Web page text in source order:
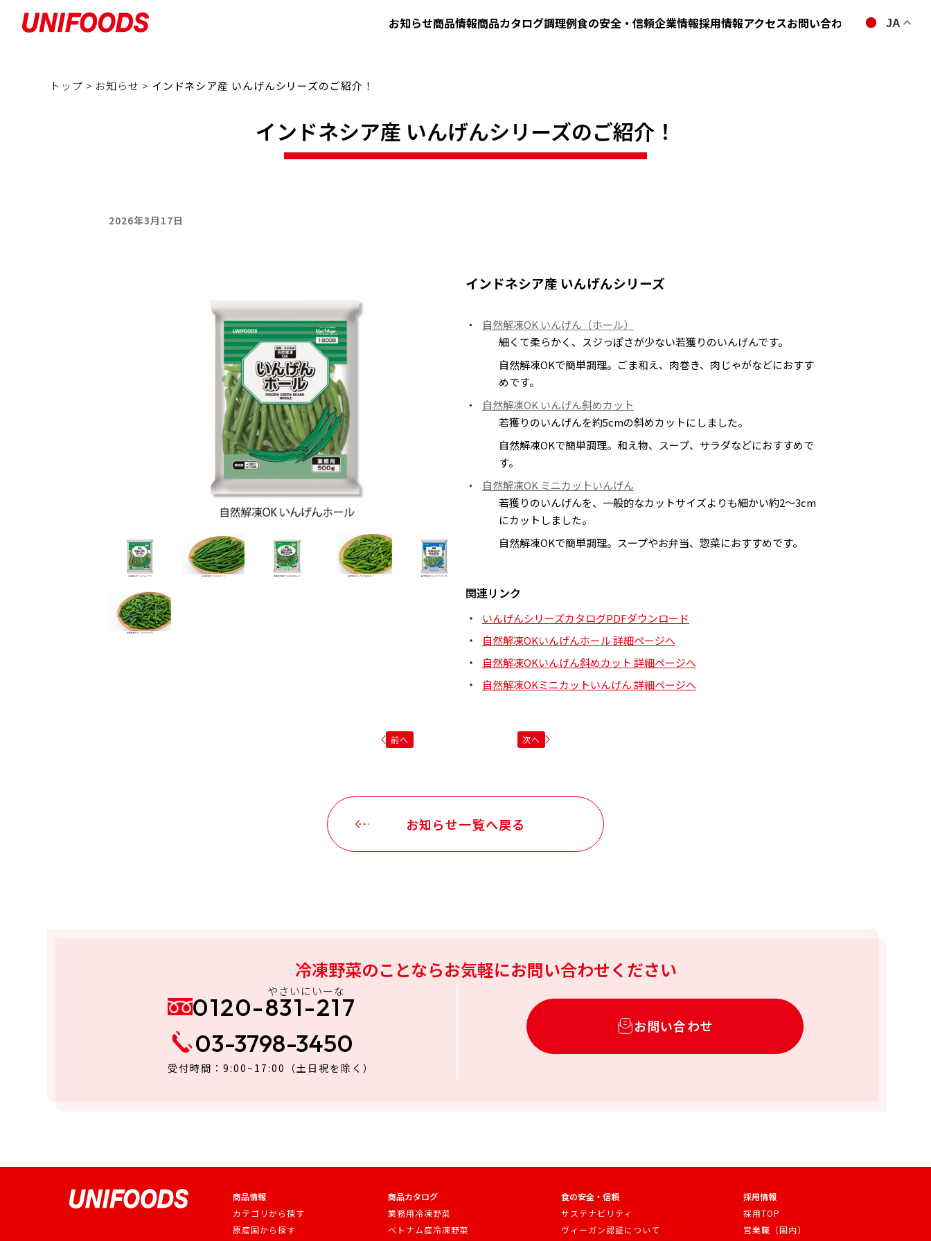
お知らせ商品情報商品カタログ調理例食の安全・信頼企業情報採用情報アクセスお問い合わせ
トップ > お知らせ > インドネシア産 いんげんシリーズのご紹介！
インドネシア産 いんげんシリーズのご紹介！
2026年3月17日
インドネシア産 いんげんシリーズ
自然解凍OK いんげん（ホール）
細くて柔らかく、スジっぽさが少ない若獲りのいんげんです。
自然解凍OKで簡単調理。ごま和え、肉巻き、肉じゃがなどにおすす
めです。
自然解凍OK いんげん斜めカット
若獲りのいんげんを約5cmの斜めカットにしました。
自然解凍OKで簡単調理。和え物、スープ、サラダなどにおすすめで
す。
自然解凍OK ミニカットいんげん
若獲りのいんげんを、一般的なカットサイズよりも細かい約2～3cm
にカットしました。
自然解凍OKで簡単調理。スープやお弁当、惣菜におすすめです。
関連リンク
いんげんシリーズカタログPDFダウンロード
自然解凍OKいんげんホール 詳細ページへ
自然解凍OKいんげん斜めカット 詳細ページへ
自然解凍OKミニカットいんげん 詳細ページへ
前へ 次へ
お知らせ一覧へ戻る
JA
冷凍野菜のことならお気軽にお問い合わせください
0120-831-217
やさいにいーな
03-3798-3450
受付時間：9:00~17:00 （土日祝を除く）
お問い合わせ
商品情報
カテゴリから探す
原産国から探す
商品カタログ
業務用冷凍野菜
ベトナム産冷凍野菜
食の安全・信頼
サステナビリティ
ヴィーガン認証について
採用情報
採用TOP
営業職（国内）